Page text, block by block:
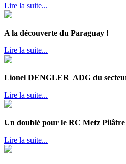
Lire la suite...
A la découverte du Paraguay !
Lire la suite...
Lionel DENGLER ADG du
Lire la suite...
Un doublé pour le RC Metz
Lire la suite...